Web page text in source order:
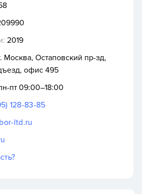
2019
Москва, Остаповский пр-зд,
офис 495
пт 09:00–18:00
128-83-85
ltd.ru